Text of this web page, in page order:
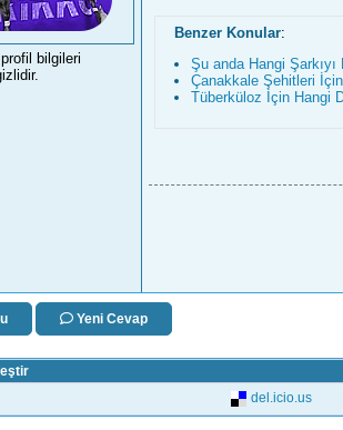
profil bilgileri
Benzer Konular:
Şu anda Hangi Şarkıyı
Çanakkale Şehitleri
Tüberküloz İçin Hangi
Yeni Cevap
del.icio.us